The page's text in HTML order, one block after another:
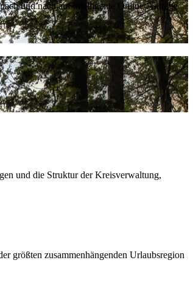
und nach auf intelligente Online-Anträge
und die Struktur der Kreisverwaltung,
größten zusammenhängenden Urlaubsregion